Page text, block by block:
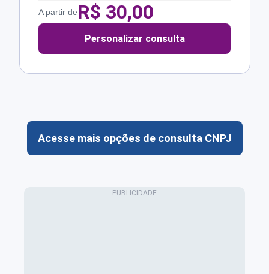
A partir deR$ 30,00
Personalizar consulta
Acesse mais opções de consulta CNPJ